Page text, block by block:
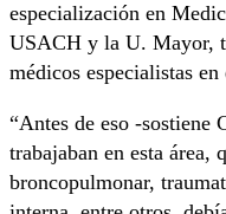
especialización en
USACH y la U. Mayor,
médicos especialistas
“Antes de eso -sostiene
trabajaban en esta área,
broncopulmonar,